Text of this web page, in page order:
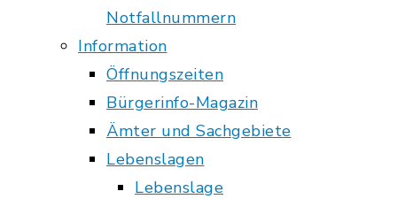
Notfallnummern
Information
Öffnungszeiten
Bürgerinfo-Magazin
Ämter und Sachgebiete
Lebenslagen
Lebenslage